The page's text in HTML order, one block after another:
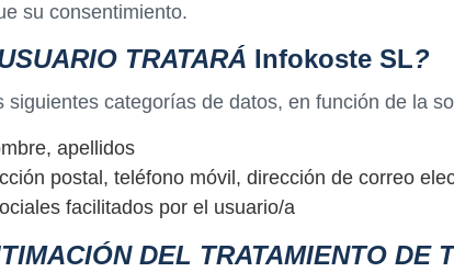
su consentimiento.
TRATARÁ Infokoste SL?
siguientes categorías de datos, en función de la
apellidos
postal, teléfono móvil, dirección de correo
facilitados por el usuario/a
DEL TRATAMIENTO DE